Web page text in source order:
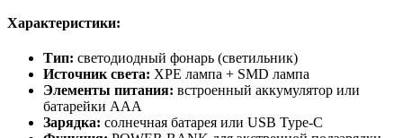
Характеристики:
Тип: светодиодный фонарь (светильник)
Источник света: XPE лампа + SMD лампа
Элементы питания: встроенный аккумулятор или
батарейки AAA
Зарядка: солнечная батарея или USB Type-C